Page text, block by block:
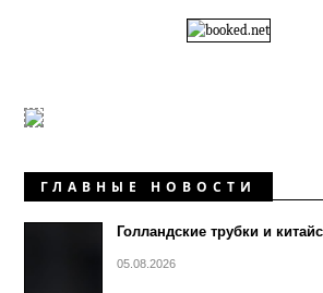
ГЛАВНЫЕ НОВОСТИ
Голландские трубки и
05.08.2026